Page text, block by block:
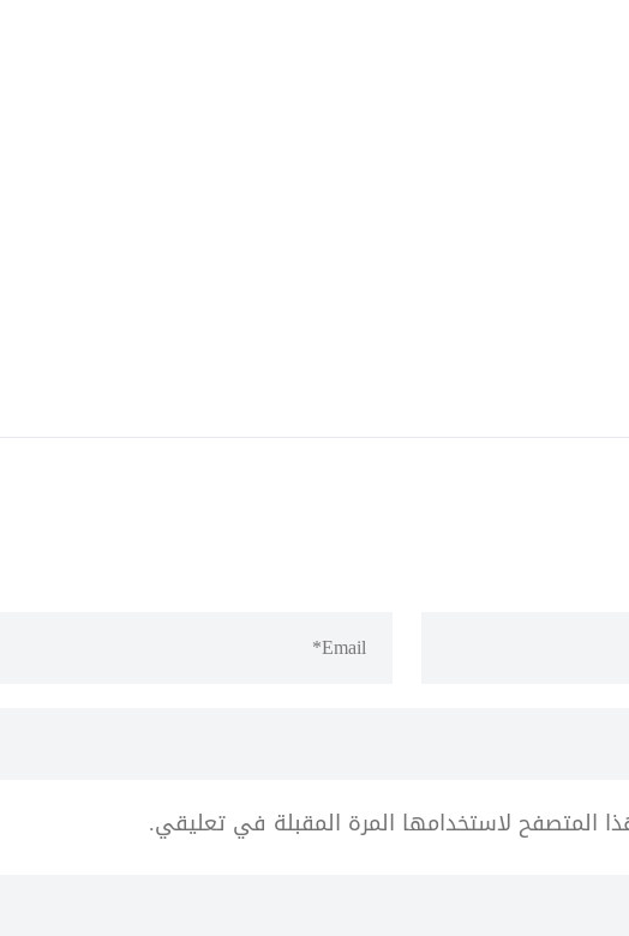
المتصفح لاستخدامها المرة المقبلة في تعليقي.